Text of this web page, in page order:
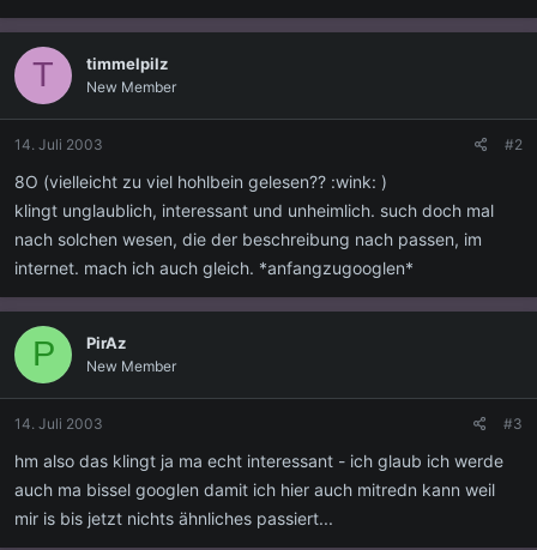
T timmelpilz
New Member
14. Juli 2003 #2
8O (vielleicht zu viel hohlbein gelesen?? :wink: )
klingt unglaublich, interessant und unheimlich. such doch mal
nach solchen wesen, die der beschreibung nach passen, im
internet. mach ich auch gleich. *anfangzugooglen*
P PirAz
New Member
14. Juli 2003 #3
hm also das klingt ja ma echt interessant - ich glaub ich werde
auch ma bissel googlen damit ich hier auch mitredn kann weil
mir is bis jetzt nichts ähnliches passiert...